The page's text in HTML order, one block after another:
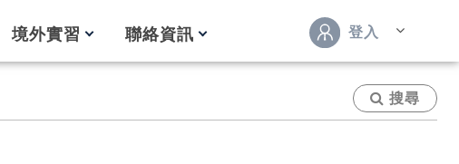
境外實習 聯絡資訊 登入
搜尋